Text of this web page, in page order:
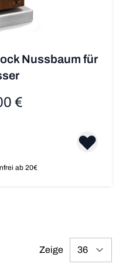
Nussbaum für
€
ab 20€
Zeige